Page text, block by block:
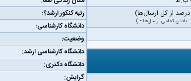
یافتن تمامی ارسال‌ها -
)
رتبه کنکور ارشد؟:
دانشگاه کارشناسی:
وضعیت:
دانشگاه کارشناسی ارشد:
دانشگاه دکتری:
گرایش: